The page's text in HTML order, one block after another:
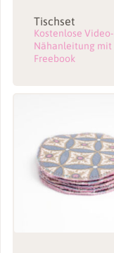
Tischset
Kostenlose Video-
Nähanleitung mit
Freebook